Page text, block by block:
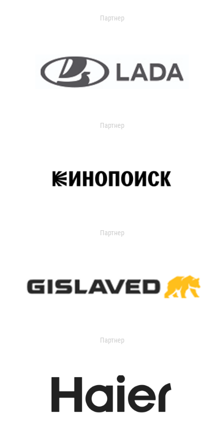
Партнер
Партнер
Партнер
Партнер